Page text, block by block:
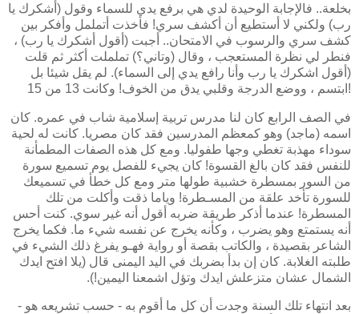
بخلعة.. فالإجابة الوحيدة لدي هي برفع يدي للسماء وقول (أشكرك يا
رب) ولكني لا أستطيع أن أكشف سري! فأخذت أتململ وأفكر بين
كشف سري والرسوب في الامتحان.. أجبت (أقول أشكرك يا رب) ،
فنطر لي نظرة المستعجب ، وقال (وتاني؟) تململت أكثر ثم قلت
(أقول اشكرك يا رب وأنا رافع يدي إلى السماء). لم يقل شيئا بل
ابتسم ، ووضع الدرجة وقلبي يدق من الخوف! وكانت 13 من 15!
في الصف الرابع كان لنا مدرس تربية إسلامية شاب في عمره. كان
اسمه (ماجد) وهو كمعظم المدرسين فقد كان مصريا. كانت له لحية
سوداء مهذبة تغطي وجها طفوليا. ومع كل هذه الصفات المطمأنة
للنفس فقد كان بالغ القسوة! كان يجيء للفصل يوم تسميع سورة
من السور بمسطرة خشبية طولها متر ومع كل خطأ في تسميعك
للسورة تأخد علقة من المسـطرة! وياما ذقت وأكلت من تلك
المسطرة! عندما أذكر طريقة ضربه أقول أنه غير سوي. كنت أحس
أنه يستمتع وهو يضرب ، وكأنه يخرج عن نفسه شيء ما. فكما يخرج
الشاعر بقصيدة ، والكاتب بقصة أو رواية فهـو يفرغ ذلك الشيء في
طلبته الغلابة. كان إن بدأ بضربك في اليد اليمنى قال (يلا افتح ايدك
الشمال عشان متزعلش ايدك وتؤل اشمعنا اليمين!).
بعد انتهاء تلك السنة وجدت أن كل ما أقوم به - حسب تشريعه هو -